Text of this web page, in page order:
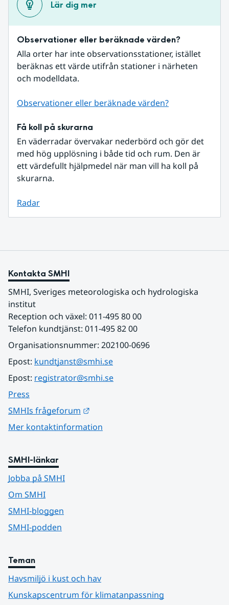
Lär dig mer
Observationer eller beräknade värden?
Alla orter har inte observationsstationer, istället
beräknas ett värde utifrån stationer i närheten
och modelldata.
Observationer eller beräknade värden?
Få koll på skurarna
En väderradar övervakar nederbörd och gör det
med hög upplösning i både tid och rum. Den är
ett värdefullt hjälpmedel när man vill ha koll på
skurarna.
Radar
Kontakta SMHI
SMHI, Sveriges meteorologiska och hydrologiska
institut
Reception och växel: 011-495 80 00
Telefon kundtjänst: 011-495 82 00
Organisationsnummer: 202100-0696
Epost: kundtjanst@smhi.se
Epost: registrator@smhi.se
Press
SMHIs frågeforum
Mer kontaktinformation
SMHI-länkar
Jobba på SMHI
Om SMHI
SMHI-bloggen
SMHI-podden
Teman
Havsmiljö i kust och hav
Kunskapscentrum för klimatanpassning